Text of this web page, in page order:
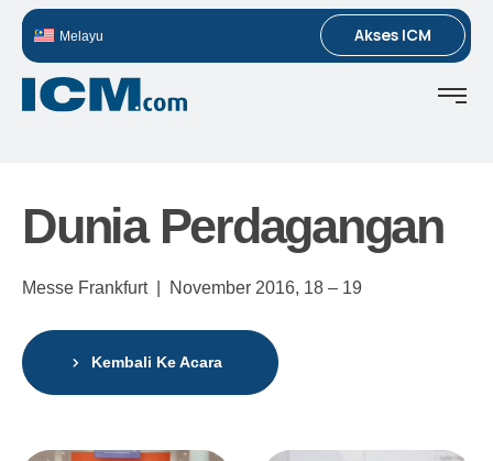
Melayu Akses ICM
Dunia Perdagangan
Messe Frankfurt | November 2016, 18 – 19
Kembali Ke Acara